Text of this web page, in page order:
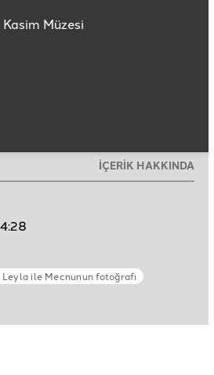
Müzesi
İÇERİK HAKKINDA
Leyla ile Mecnunun fotoğrafı